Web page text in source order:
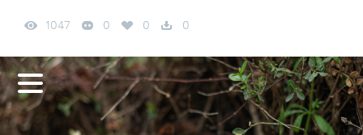
1047 0 0 0